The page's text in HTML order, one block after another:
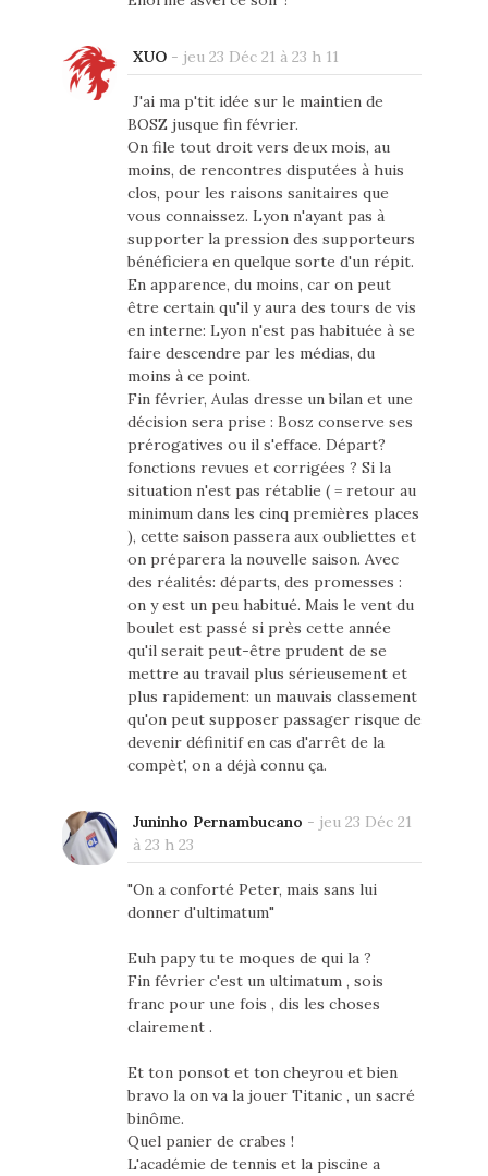
XUO- jeu 23 Déc 21 à 23 h 11
J'ai ma p'tit idée sur le maintien de
BOSZ jusque fin février.
On file tout droit vers deux mois, au
moins, de rencontres disputées à huis
clos, pour les raisons sanitaires que
vous connaissez. Lyon n'ayant pas à
supporter la pression des supporteurs
bénéficiera en quelque sorte d'un répit.
En apparence, du moins, car on peut
être certain qu'il y aura des tours de vis
en interne: Lyon n'est pas habituée à se
faire descendre par les médias, du
moins à ce point.
Fin février, Aulas dresse un bilan et une
décision sera prise : Bosz conserve ses
prérogatives ou il s'efface. Départ?
fonctions revues et corrigées ? Si la
situation n'est pas rétablie ( = retour au
minimum dans les cinq premières places
), cette saison passera aux oubliettes et
on préparera la nouvelle saison. Avec
des réalités: départs, des promesses :
on y est un peu habitué. Mais le vent du
boulet est passé si près cette année
qu'il serait peut-être prudent de se
mettre au travail plus sérieusement et
plus rapidement: un mauvais classement
qu'on peut supposer passager risque de
devenir définitif en cas d'arrêt de la
compèt', on a déjà connu ça.
Juninho Pernambucano - jeu 23 Déc 21
à 23 h 23
"On a conforté Peter, mais sans lui
donner d'ultimatum"
Euh papy tu te moques de qui la ?
Fin février c'est un ultimatum , sois
franc pour une fois , dis les choses
clairement .
Et ton ponsot et ton cheyrou et bien
bravo la on va la jouer Titanic , un sacré
binôme.
Quel panier de crabes !
L'académie de tennis et la piscine a